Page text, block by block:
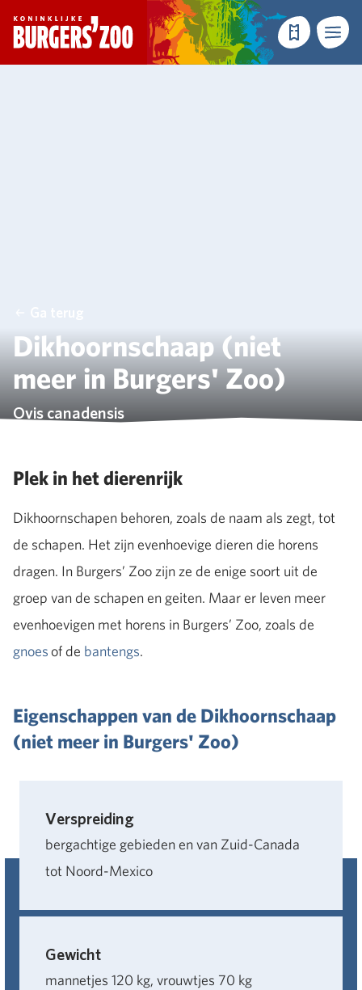
- Homepagina
TicketsMenu
Dikhoornschaap (niet
meer in Burgers' Zoo)
Ovis canadensis
Plek in het dierenrijk
Dikhoornschapen behoren, zoals de naam als zegt, tot
de schapen. Het zijn evenhoevige dieren die horens
dragen. In Burgers’ Zoo zijn ze de enige soort uit de
groep van de schapen en geiten. Maar er leven meer
evenhoevigen met horens in Burgers’ Zoo, zoals de
gnoesof de bantengs.
Eigenschappen van de Dikhoornschaap
(niet meer in Burgers' Zoo)
Verspreiding
bergachtige gebieden en van Zuid-Canada
tot Noord-Mexico
Gewicht
mannetjes 120 kg, vrouwtjes 70 kg